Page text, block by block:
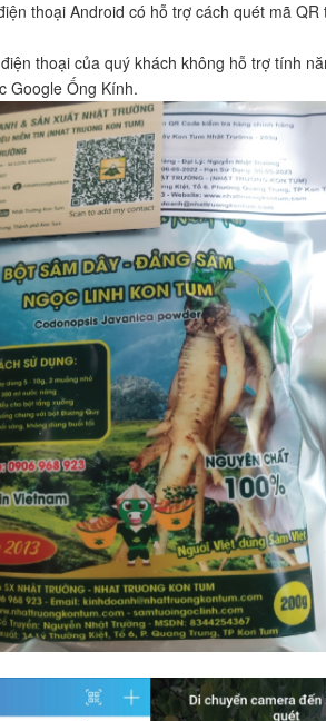
thoại Android có hỗ trợ cách quét mã
thoại của quý khách không hỗ trợ tính
Google Ống Kính.